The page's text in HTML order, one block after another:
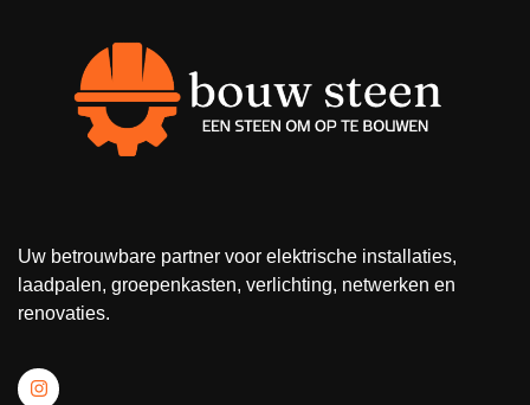
Uw betrouwbare partner voor elektrische installaties,
laadpalen, groepenkasten, verlichting, netwerken en
renovaties.